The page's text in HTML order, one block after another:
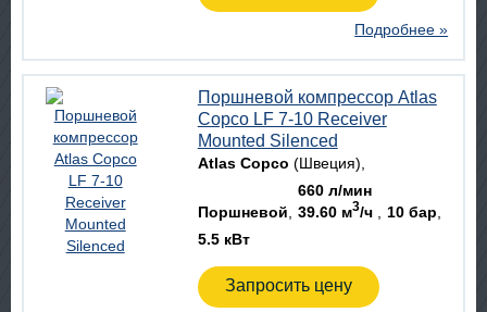
Подробнее »
Поршневой компрессор Atlas
Copco LF 7-10 Receiver
Mounted Silenced
Atlas Copco (Швеция)
Поршневой
660 л/мин
39.60 м3/ч
10 бар
5.5 кВт
Запросить цену